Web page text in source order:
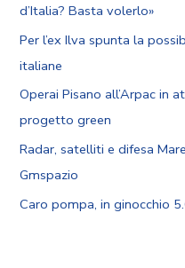
d’Italia? Basta volerlo»
Per l’ex Ilva spunta la
italiane
Operai Pisano all’Arpac in
progetto green
Radar, satelliti e difesa
Gmspazio
Caro pompa, in ginocchio